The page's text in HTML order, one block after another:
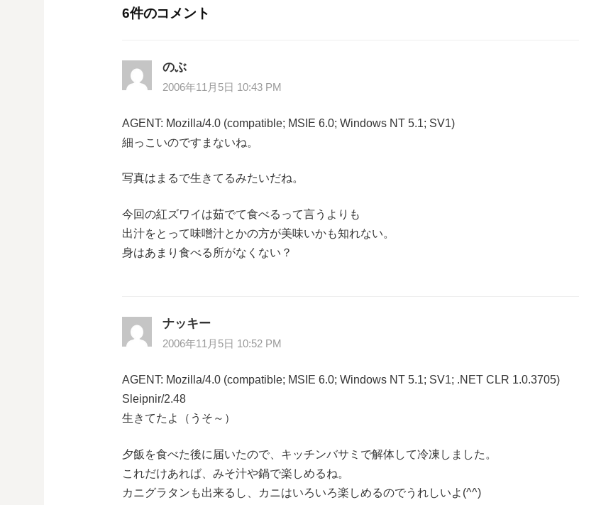
ビ
ゲ
ー
シ
ン
6件のコメント
のぶ
2006年11月5日 10:43 PM
AGENT: Mozilla/4.0 (compatible; MSIE 6.0; Windows NT 5.1; SV1)
細っこいのですまないね。
写真はまるで生きてるみたいだね。
今回の紅ズワイは茹でて食べるって言うよりも
出汁をとって味噌汁とかの方が美味いかも知れない。
身はあまり食べる所がなくない？
ナッキー
2006年11月5日 10:52 PM
AGENT: Mozilla/4.0 (compatible; MSIE 6.0; Windows NT 5.1; SV1; .NET CLR 1.0.3705)
Sleipnir/2.48
生きてたよ（うそ～）
夕飯を食べた後に届いたので、キッチンバサミで解体して冷凍しました。
これだけあれば、みそ汁や鍋で楽しめるね。
カニグラタンも出来るし、カニはいろいろ楽しめるのでうれしいよ(^^)